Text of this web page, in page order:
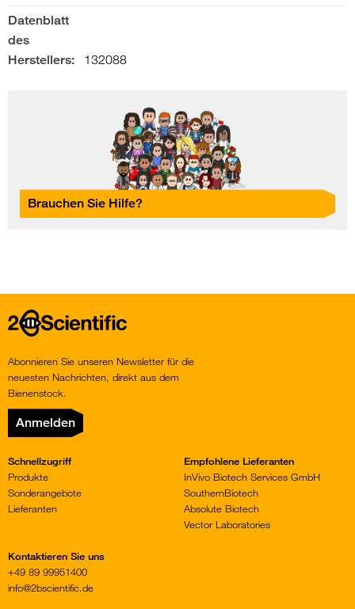
Datenblatt
des
Herstellers:
132088
Brauchen Sie Hilfe?
Home
Abonnieren Sie unseren Newsletter für die
neuesten Nachrichten, direkt aus dem
Bienenstock.
Anmelden
Schnellzugriff
Produkte
Sonderangebote
Lieferanten
Empfohlene Lieferanten
InVivo Biotech Services GmbH
SouthernBiotech
Absolute Biotech
Vector Laboratories
Kontaktieren Sie uns
+49 89 99951400
info@2bscientific.de